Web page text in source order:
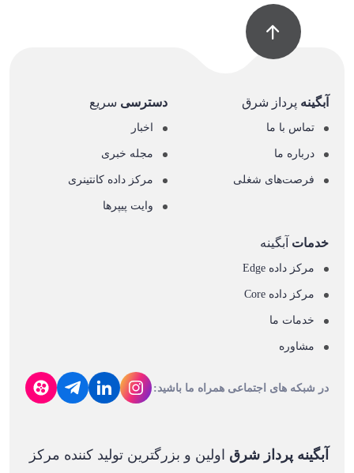
آبگینه پرداز شرق
تماس با ما
درباره ما
فرصت‌های شغلی
دسترسی سریع
اخبار
مجله خبری
مرکز داده کانتینری
وایت پیپرها
خدمات آبگینه
مرکز داده Edge
مرکز داده Core
خدمات ما
مشاوره
در شبکه های اجتماعی همراه ما باشید:
آبگینه پرداز شرق اولین و بزرگترین تولید کننده مرکز